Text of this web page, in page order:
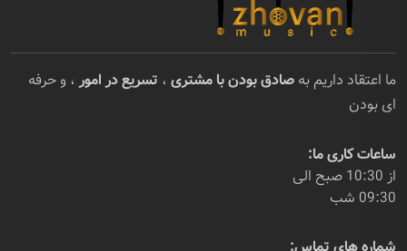
ما اعتقاد داریم به صادق بودن با مشتری ، تسریع در امور ، و حرفه
ای بودن
ساعات کاری ما:
از 10:30 صبح الی
09:30 شب